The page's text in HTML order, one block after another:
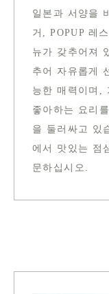
일본과 서양을
거, POPUP 레
뉴가 갖추어져
추어 자유롭게
능한 매력이며,
좋아하는 요리
을 둘러싸고 있
에서 맛있는 점
문하십시오.